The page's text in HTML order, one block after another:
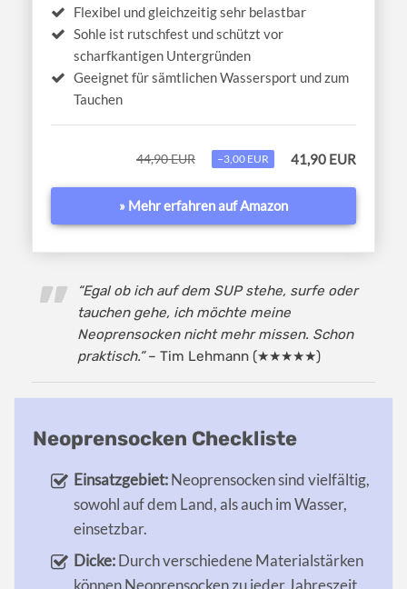
Flexibel und gleichzeitig sehr belastbar
Sohle ist rutschfest und schützt vor
scharfkantigen Untergründen
Geeignet für sämtlichen Wassersport und zum
Tauchen
44,90 EUR −3,00 EUR 41,90 EUR
» Mehr erfahren auf Amazon
“Egal ob ich auf dem SUP stehe, surfe oder
tauchen gehe, ich möchte meine
Neoprensocken nicht mehr missen. Schon
praktisch.”– Tim Lehmann (★★★★★)
Neoprensocken Checkliste
Einsatzgebiet:Neoprensocken sind vielfältig,
sowohl auf dem Land, als auch im Wasser,
einsetzbar.
Dicke:Durch verschiedene Materialstärken